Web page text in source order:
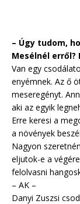
– Úgy tudom,
Mesélnél erről?
Van egy
enyémnek. Az ő
meseregényt.
aki az egyik
Erre keresi a
a növények
Nagyon
eljutok-e a
felolvasni
– AK –
Danyi Zuszsi